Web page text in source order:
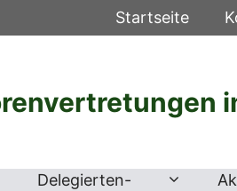
Startseite
Delegierten-